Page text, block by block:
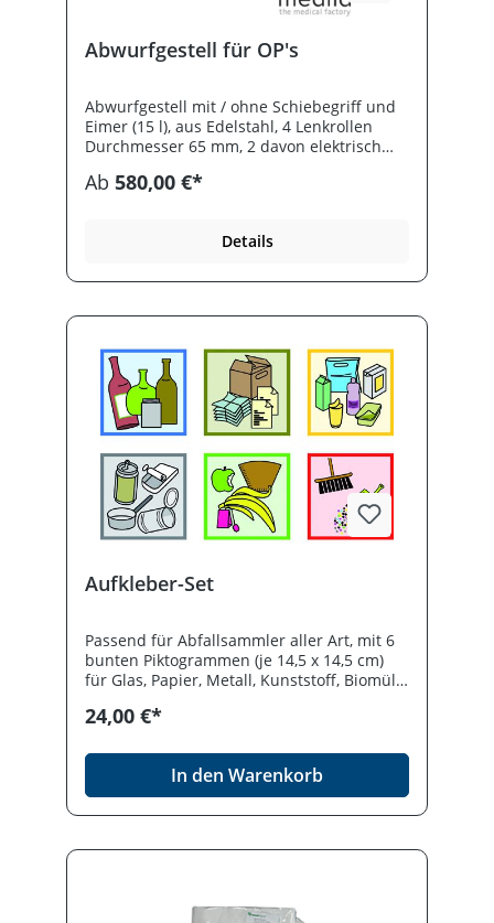
Abwurfgestell für OP's
Abwurfgestell mit / ohne Schiebegriff und
Eimer (15 l), aus Edelstahl, 4 Lenkrollen
Durchmesser 65 mm, 2 davon elektrisch
Maße: 420x 400 mm. (Schiebegriff H=860
Ab 580,00 €*
Details
Aufkleber-Set
Passend für Abfallsammler aller Art, mit 6
bunten Piktogrammen (je 14,5 x 14,5 cm)
für Glas, Papier, Metall, Kunststoff, Biomüll
mühelos an die Deckel anbringen und
desinfiziert werden.
24,00 €*
In den Warenkorb